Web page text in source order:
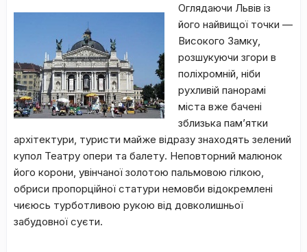
Оглядаючи Львів із
його найвищої точки —
Високого Замку,
розшукуючи згори в
поліхромній, ніби
рухливій панорамі
міста вже бачені
зблизька пам’ятки
архітектури, туристи майже відразу знаходять зелений
купол Театру опери та балету. Неповторний малюнок
його корони, увінчаної золотою пальмовою гілкою,
обриси пропорційної статури немовби відокремлені
чиєюсь турботливою рукою від довколишньої
забудовної суєти.